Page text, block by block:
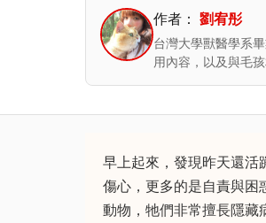
作者： 劉宥彤
台灣大學獸醫學系
用內容，以及與毛
早上起來，發現昨天還活
傷心，更多的是自責與困
動物，牠們非常擅長隱藏